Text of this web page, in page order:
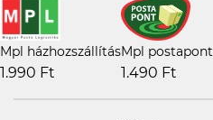
Mpl házhozszállítás
1.990 Ft
Mpl postapont
1.490 Ft